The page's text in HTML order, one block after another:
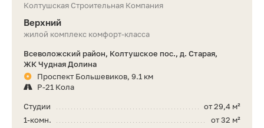
Колтушская Строительная Компания
Верхний
жилой комплекс комфорт-класса
Всеволожский район, Колтушское пос., д. Старая,
ЖК Чудная Долина
Проспект Большевиков, 9.1 км
Р-21 Кола
от 29,4 м²
Студии
от 32 м²
1-комн.